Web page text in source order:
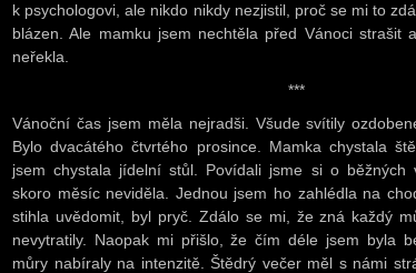
k psychologovi, ale nikdo nikdy nezjistil, proč se mi to
blázen. Ale mamku jsem nechtěla před Vánoci
neřekla.
***
Vánoční čas jsem měla nejradši. Všude svítily
Bylo dvacátého čtvrtého prosince. Mamka chystala
jsem chystala jídelní stůl. Povídali jsme si o běžných
skoro měsíc neviděla. Jednou jsem ho zahlédla na
stihla uvědomit, byl pryč. Zdálo se mi, že zná každý
nevytratily. Naopak mi přišlo, že čím déle jsem byla
můry nabíraly na intenzitě. Štědrý večer měl s námi